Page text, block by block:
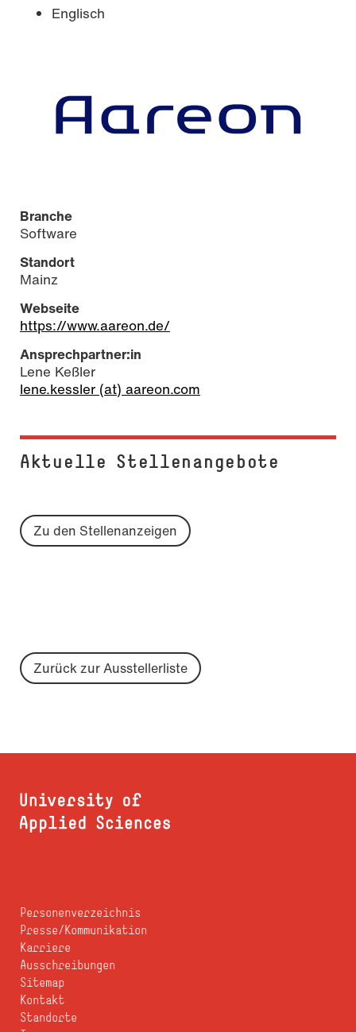
Englisch
Branche
Software
Standort
Mainz
Webseite
https://www.aareon.de/
Ansprechpartner:in
Lene Keßler
lene.kessler (at) aareon.com
Aktuelle Stel­len­an­ge­bo­te
Zu den Stellenanzeigen
Zurück zur Ausstellerliste
Personenverzeichnis
Presse/Kommunikation
Karriere
Ausschreibungen
Sitemap
Kontakt
Standorte